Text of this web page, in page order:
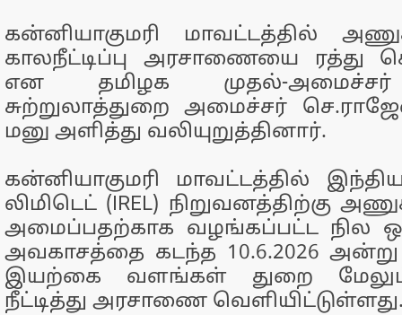
கன்னியாகுமரி மாவட்டத்தில்
காலநீட்டிப்பு அரசாணையை ரத்து
என தமிழக முதல்-அமைச்சர்
சுற்றுலாத்துறை அமைச்சர்
மனு அளித்து வலியுறுத்தினார்.
கன்னியாகுமரி மாவட்டத்தில்
லிமிடெட் (IREL) நிறுவனத்திற்கு
அமைப்பதற்காக வழங்கப்பட்ட நில
அவகாசத்தை கடந்த 10.6.2026
இயற்கை வளங்கள் துறை மேலும்
நீட்டித்து அரசாணை